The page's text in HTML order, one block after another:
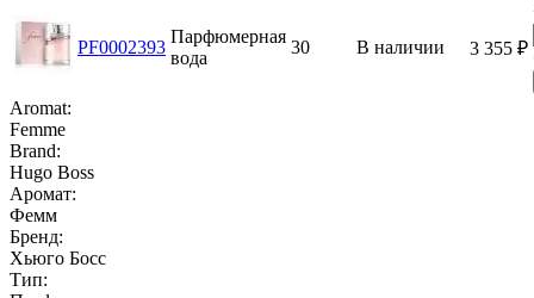
PF0002393
Парфюмерная
вода
30 В наличии 3 355 ₽
Aromat:
Femme
Brand:
Hugo Boss
Аромат:
Фемм
Бренд:
Хьюго Босс
Тип: